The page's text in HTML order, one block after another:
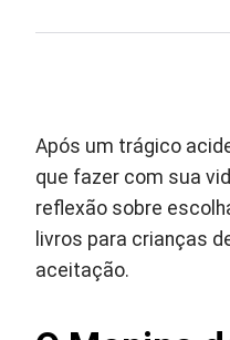
Após um trágico
que fazer com sua
reflexão sobre
livros para crianças
aceitação.